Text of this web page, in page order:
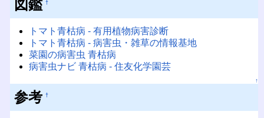
図鑑 †
トマト青枯病 - 有用植物病害診断
トマト青枯病 - 病害虫・雑草の情報基地
菜園の病害虫 青枯病
病害虫ナビ 青枯病 - 住友化学園芸
↑
参考 †